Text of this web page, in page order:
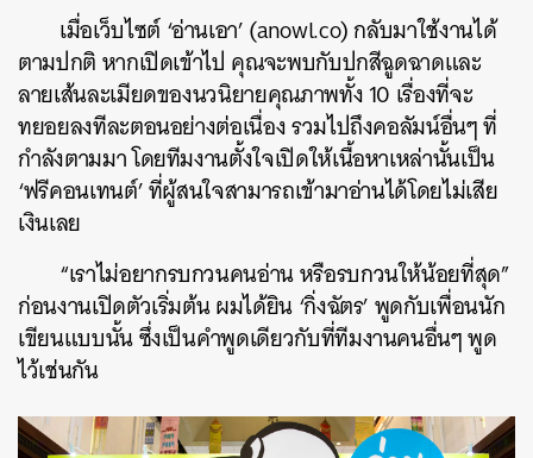
เมื่อเว็บไซต์ ‘อ่านเอา’ (anowl.co) กลับมาใช้งานได้
ตามปกติ หากเปิดเข้าไป คุณจะพบกับปกสีฉูดฉาดและ
ลายเส้นละเมียดของนวนิยายคุณภาพทั้ง 10 เรื่องที่จะ
ทยอยลงทีละตอนอย่างต่อเนื่อง รวมไปถึงคอลัมน์อื่นๆ ที่
กำลังตามมา โดยทีมงานตั้งใจเปิดให้เนื้อหาเหล่านั้นเป็น
‘ฟรีคอนเทนต์’ ที่ผู้สนใจสามารถเข้ามาอ่านได้โดยไม่เสีย
เงินเลย
“เราไม่อยากรบกวนคนอ่าน หรือรบกวนให้น้อยที่สุด”
ก่อนงานเปิดตัวเริ่มต้น ผมได้ยิน ‘กิ่งฉัตร’ พูดกับเพื่อนนัก
เขียนแบบนั้น ซึ่งเป็นคำพูดเดียวกับที่ทีมงานคนอื่นๆ พูด
ไว้เช่นกัน